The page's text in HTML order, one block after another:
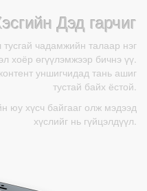
Дэд гарчиг
чадамжийн талаар нэг
хоёр өгүүлэмжээр бичнэ үү.
уншигчидад тань ашиг
тустай байх ёстой.
юу хүсч байгааг олж мэдээд
хүслийг нь гүйцэлдүүл.